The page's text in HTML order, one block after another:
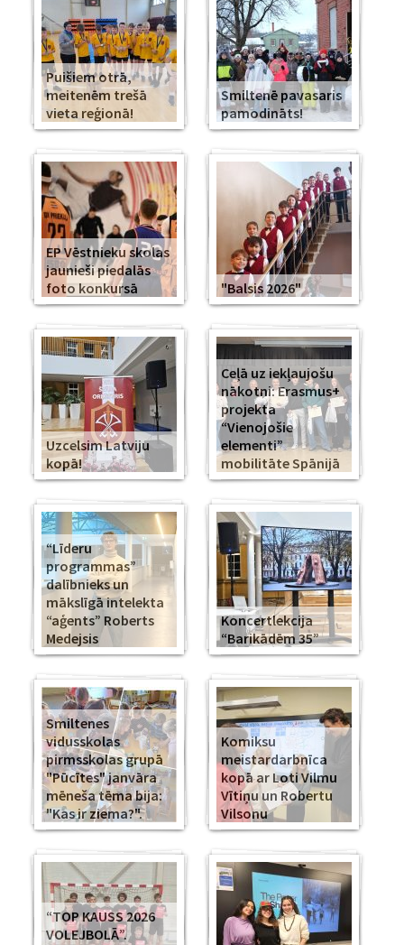
Puišiem otrā,
meitenēm trešā
vieta reģionā!
Smiltenē pavasaris
pamodināts!
EP Vēstnieku skolas
jaunieši piedalās
foto konkursā
"Balsis 2026"
Uzcelsim Latviju
kopā!
Ceļā uz iekļaujošu
nākotni: Erasmus+
projekta
“Vienojošie
elementi”
mobilitāte Spānijā
“Līderu
programmas”
dalībnieks un
mākslīgā intelekta
“aģents” Roberts
Medejsis
Koncertlekcija
“Barikādēm 35”
Smiltenes
vidusskolas
pirmsskolas grupā
"Pūcītes" janvāra
mēneša tēma bija:
"Kas ir ziema?".
Komiksu
meistardarbnīca
kopā ar Loti Vilmu
Vītiņu un Robertu
Vilsonu
“TOP KAUSS 2026
VOLEJBOLĀ”.